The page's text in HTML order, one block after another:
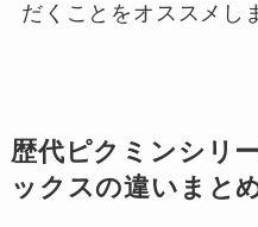
だくことをオススメし
歴代ピクミンシリ
ックスの違いまと